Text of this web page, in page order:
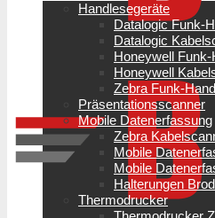
Handlesegeräte
Datalogic Funk-
Datalogic
Honeywell
Honeywell
Zebra Funk-
Präsentationsscanner
Mobile Datenerfassung
Zebra
Mobile
Mobile
Halterungen
Thermodrucker